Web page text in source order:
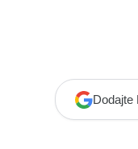
Dodajte